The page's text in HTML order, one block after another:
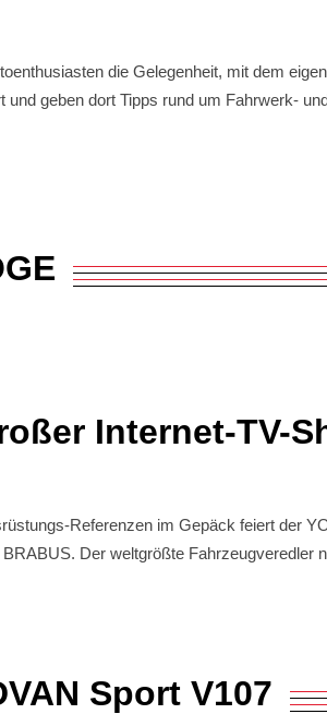
die Gelegenheit, mit dem
geben dort Tipps rund um Fahrwerk-
Internet-TV-
Referenzen im Gepäck feiert der
Der weltgrößte Fahrzeugveredler
Sport V107